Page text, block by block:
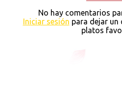
No hay comentarios
Iniciar sesión para dejar un
platos